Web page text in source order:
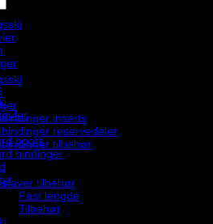
boots
bindinger
inserts
reservedeler
tilbehør
tilbehør
Fast lengde
Tilbehør